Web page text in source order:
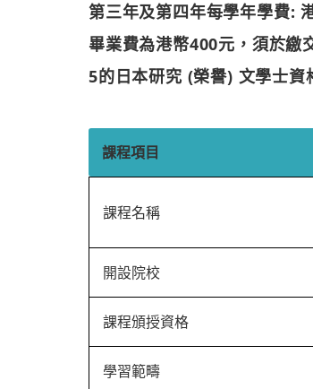
第三年及第四年每學年學費:
畢業費為港幣400元，須於繳
5的日本研究 (榮譽) 文學士資
課程項目
課程名稱
開設院校
課程頒授資格
學習範疇